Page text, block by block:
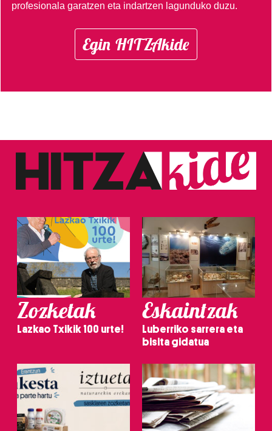
profesionala garatzen eta indartzen lagunduko duzu.
Egin HITZAkide
Zozketak
Lazkao Txikik 100 urte!
Eskaintzak
Luberriko sarrera eta
bisita gidatua